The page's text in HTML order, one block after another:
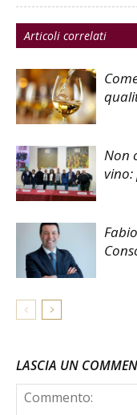
Articoli correlati
Non
LASCIA UN